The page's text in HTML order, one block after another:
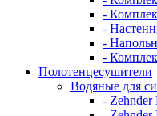
-
-
-
-
Полотенцесушители
Водяные для
- Zehnder